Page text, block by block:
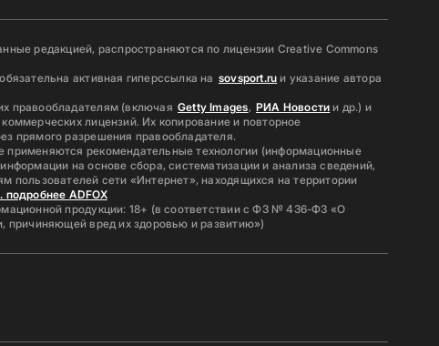
редакцией, распространяются по лицензии Creative Commons
активная гиперссылка на sovsport.ru и указание автора
правообладателям (включая Getty Images, РИА Новости и др.) и
лицензий. Их копирование и повторное
прямого разрешения правообладателя.
применяются рекомендательные технологии (информационные
на основе сбора, систематизации и анализа сведений,
пользователей сети «Интернет», находящихся на территории
подробнее ADFOX
продукции: 18+ (в соответствии с ФЗ № 436-ФЗ «О
причиняющей вред их здоровью и развитию»)